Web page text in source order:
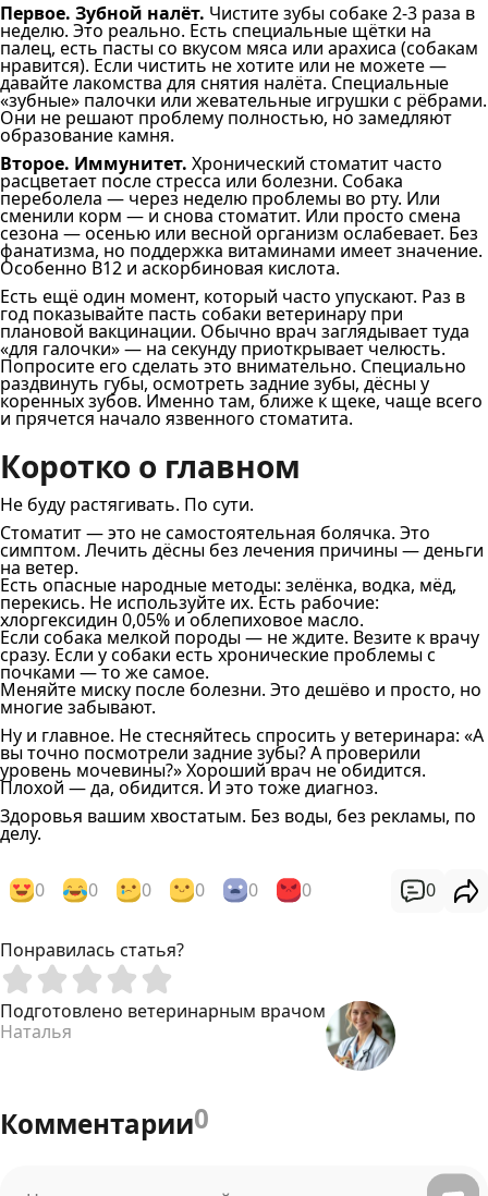
Первое. Зубной налёт. Чистите зубы собаке 2-3 раза в
неделю. Это реально. Есть специальные щётки на
палец, есть пасты со вкусом мяса или арахиса (собакам
нравится). Если чистить не хотите или не можете —
давайте лакомства для снятия налёта. Специальные
«зубные» палочки или жевательные игрушки с рёбрами.
Они не решают проблему полностью, но замедляют
образование камня.
Второе. Иммунитет. Хронический стоматит часто
расцветает после стресса или болезни. Собака
переболела — через неделю проблемы во рту. Или
сменили корм — и снова стоматит. Или просто смена
сезона — осенью или весной организм ослабевает. Без
фанатизма, но поддержка витаминами имеет значение.
Особенно B12 и аскорбиновая кислота.
Есть ещё один момент, который часто упускают. Раз в
год показывайте пасть собаки ветеринару при
плановой вакцинации. Обычно врач заглядывает туда
«для галочки» — на секунду приоткрывает челюсть.
Попросите его сделать это внимательно. Специально
раздвинуть губы, осмотреть задние зубы, дёсны у
коренных зубов. Именно там, ближе к щеке, чаще всего
и прячется начало язвенного стоматита.
Коротко о главном
Не буду растягивать. По сути.
Стоматит — это не самостоятельная болячка. Это
симптом. Лечить дёсны без лечения причины — деньги
на ветер.
Есть опасные народные методы: зелёнка, водка, мёд,
перекись. Не используйте их. Есть рабочие:
хлоргексидин 0,05% и облепиховое масло.
Если собака мелкой породы — не ждите. Везите к врачу
сразу. Если у собаки есть хронические проблемы с
почками — то же самое.
Меняйте миску после болезни. Это дешёво и просто, но
многие забывают.
Ну и главное. Не стесняйтесь спросить у ветеринара: «А
вы точно посмотрели задние зубы? А проверили
уровень мочевины?» Хороший врач не обидится.
Плохой — да, обидится. И это тоже диагноз.
Здоровья вашим хвостатым. Без воды, без рекламы, по
делу.
0 0 0 0 0 0 0
Понравилась статья?
Подготовлено ветеринарным врачом
Наталья
Комментарии0